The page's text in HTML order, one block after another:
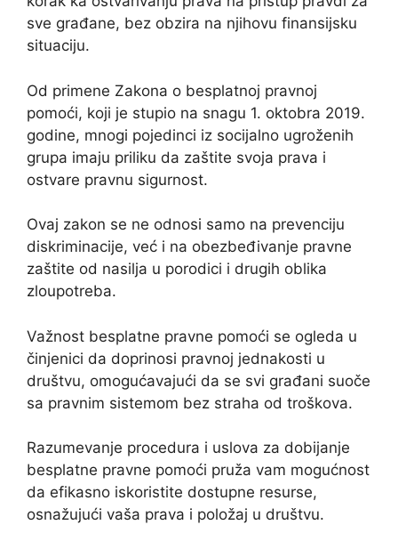
sve građane, bez obzira na njihovu finansijsku
situaciju.
Od primene Zakona o besplatnoj pravnoj
pomoći, koji je stupio na snagu 1. oktobra 2019.
godine, mnogi pojedinci iz socijalno ugroženih
grupa imaju priliku da zaštite svoja prava i
ostvare pravnu sigurnost.
Ovaj zakon se ne odnosi samo na prevenciju
diskriminacije, već i na obezbeđivanje pravne
zaštite od nasilja u porodici i drugih oblika
zloupotreba.
Važnost besplatne pravne pomoći se ogleda u
činjenici da doprinosi pravnoj jednakosti u
društvu, omogućavajući da se svi građani suoče
sa pravnim sistemom bez straha od troškova.
Razumevanje procedura i uslova za dobijanje
besplatne pravne pomoći pruža vam mogućnost
da efikasno iskoristite dostupne resurse,
osnažujući vaša prava i položaj u društvu.